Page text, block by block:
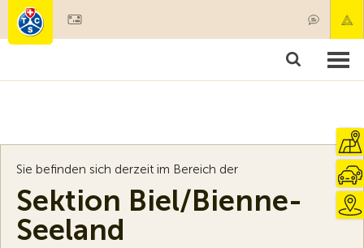
Mitgliedschaft & Leistungen
Sie befinden sich derzeit im Bereich der
Sektion Biel/Bienne-
Seeland